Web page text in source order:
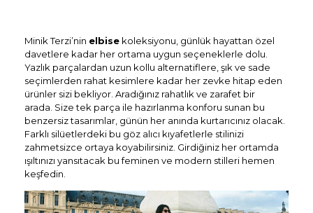
Minik Terzi’nin elbise koleksiyonu, günlük hayattan özel
davetlere kadar her ortama uygun seçeneklerle dolu.
Yazlık parçalardan uzun kollu alternatiflere, şık ve sade
seçimlerden rahat kesimlere kadar her zevke hitap eden
ürünler sizi bekliyor. Aradığınız rahatlık ve zarafet bir
arada. Size tek parça ile hazırlanma konforu sunan bu
benzersiz tasarımlar, günün her anında kurtarıcınız olacak.
Farklı silüetlerdeki bu göz alıcı kıyafetlerle stilinizi
zahmetsizce ortaya koyabilirsiniz. Girdiğiniz her ortamda
ışıltınızı yansıtacak bu feminen ve modern stilleri hemen
keşfedin.